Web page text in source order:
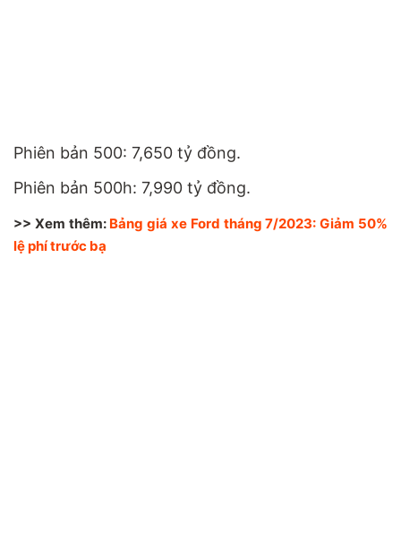
Phiên bản 500: 7,650 tỷ đồng.
Phiên bản 500h: 7,990 tỷ đồng.
>> Xem thêm: Bảng giá xe Ford tháng 7/2023: Giảm 50%
lệ phí trước bạ